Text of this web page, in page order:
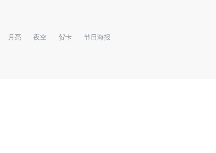
月亮 夜空 贺卡 节日海报